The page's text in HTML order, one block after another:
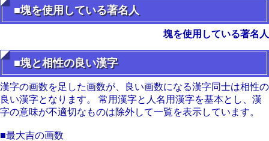
■塊を使用している著名人
塊を使用している著名人
■塊と相性の良い漢字
漢字の画数を足した画数が、良い画数になる漢字同士は相性の
良い漢字となります。 常用漢字と人名用漢字を基本とし、漢
字の意味が不適切なものは除外して一覧を表示しています。
■最大吉の画数